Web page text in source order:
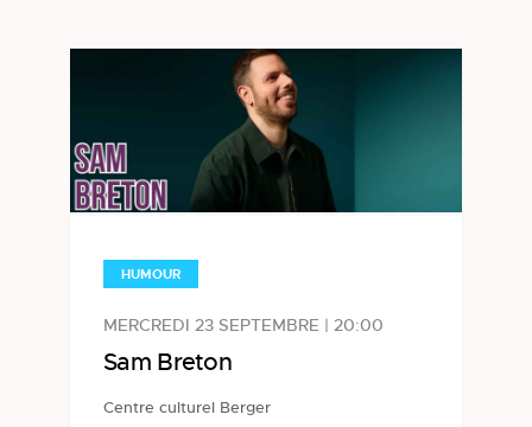
HUMOUR
MERCREDI 23 SEPTEMBRE | 20:00
Sam Breton
Centre culturel Berger